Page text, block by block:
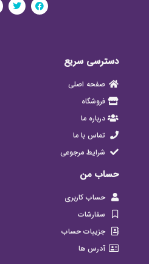
دسترسی سریع
صفحه اصلی
فروشگاه
درباره ما
تماس با ما
شرایط مرجوعی
حساب من
حساب کاربری
سفارشات
جزییات حساب
آدرس ها